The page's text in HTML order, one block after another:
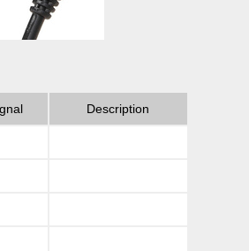
Description